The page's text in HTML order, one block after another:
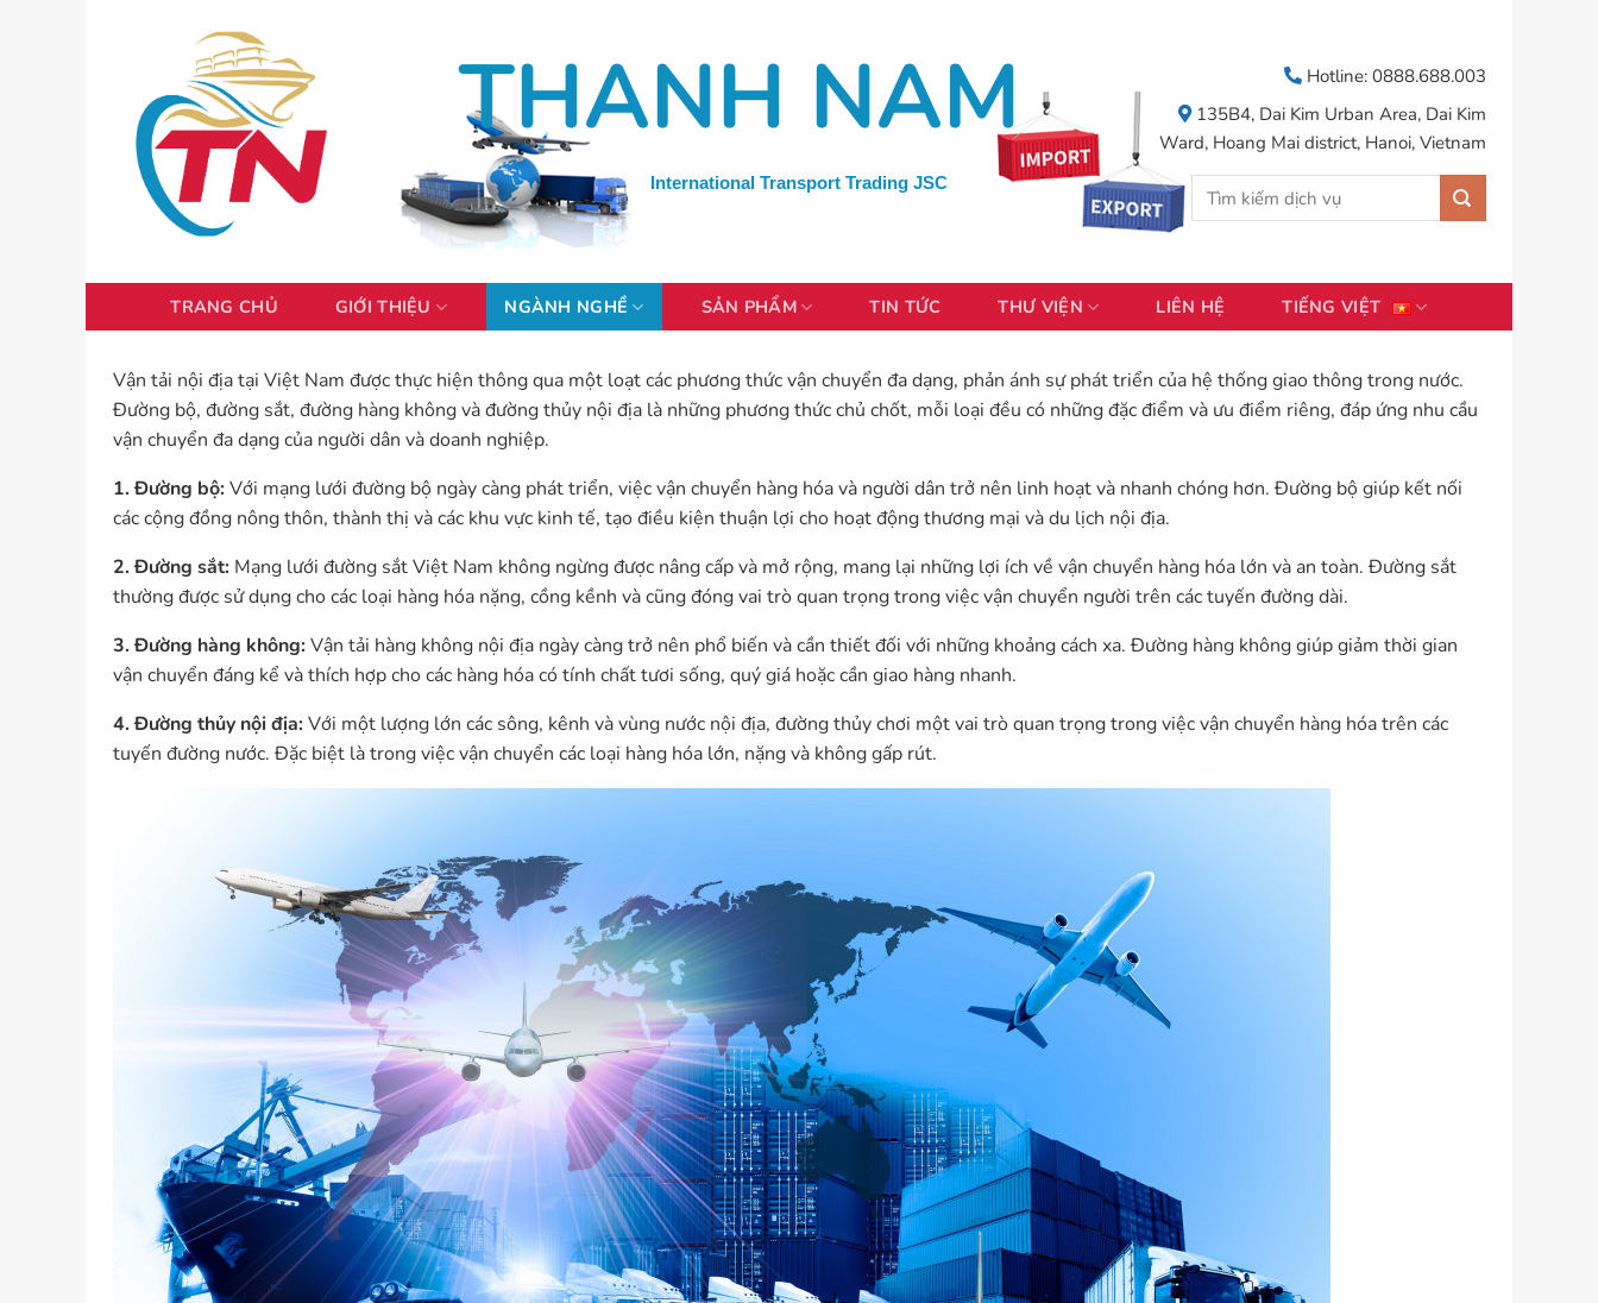
THANH NAM
International Transport Trading JSC
Hotline: 0888.688.003
135B4, Dai Kim Urban Area, Dai Kim
Ward, Hoang Mai district, Hanoi, Vietnam
Tìm
kiếm:
TRANG CHỦ GIỚI THIỆU NGÀNH NGHỀ SẢN PHẨM TIN TỨC THƯ VIỆN LIÊN HỆ TIẾNG VIỆT
Vận tải nội địa tại Việt Nam được thực hiện thông qua một loạt các phương thức vận chuyển đa dạng, phản ánh sự phát triển của hệ thống giao thông trong nước.
Đường bộ, đường sắt, đường hàng không và đường thủy nội địa là những phương thức chủ chốt, mỗi loại đều có những đặc điểm và ưu điểm riêng, đáp ứng nhu cầu
vận chuyển đa dạng của người dân và doanh nghiệp.
1. Đường bộ:Với mạng lưới đường bộ ngày càng phát triển, việc vận chuyển hàng hóa và người dân trở nên linh hoạt và nhanh chóng hơn. Đường bộ giúp kết nối
các cộng đồng nông thôn, thành thị và các khu vực kinh tế, tạo điều kiện thuận lợi cho hoạt động thương mại và du lịch nội địa.
2. Đường sắt:Mạng lưới đường sắt Việt Nam không ngừng được nâng cấp và mở rộng, mang lại những lợi ích về vận chuyển hàng hóa lớn và an toàn. Đường sắt
thường được sử dụng cho các loại hàng hóa nặng, cồng kềnh và cũng đóng vai trò quan trọng trong việc vận chuyển người trên các tuyến đường dài.
3. Đường hàng không:Vận tải hàng không nội địa ngày càng trở nên phổ biến và cần thiết đối với những khoảng cách xa. Đường hàng không giúp giảm thời gian
vận chuyển đáng kể và thích hợp cho các hàng hóa có tính chất tươi sống, quý giá hoặc cần giao hàng nhanh.
4. Đường thủy nội địa:Với một lượng lớn các sông, kênh và vùng nước nội địa, đường thủy chơi một vai trò quan trọng trong việc vận chuyển hàng hóa trên các
tuyến đường nước. Đặc biệt là trong việc vận chuyển các loại hàng hóa lớn, nặng và không gấp rút.